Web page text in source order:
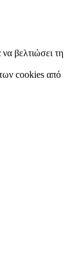
βελτιώσει τη
cookies από